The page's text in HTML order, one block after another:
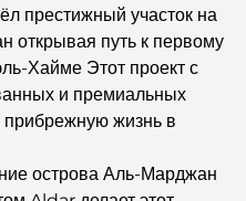
в Дубае.
Васту:
по созданию баланса и
престижный участок на
открывая путь к первому
Хайме Этот проект с
и премиальных
прибрежную жизнь в
острова Аль-Марджан